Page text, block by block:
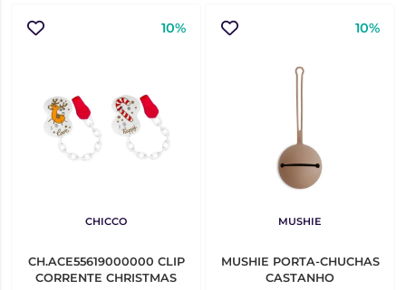
10%
CHICCO
CH.ACE55619000000 CLIP
CORRENTE CHRISTMAS
10%
MUSHIE
MUSHIE PORTA-CHUCHAS
CASTANHO